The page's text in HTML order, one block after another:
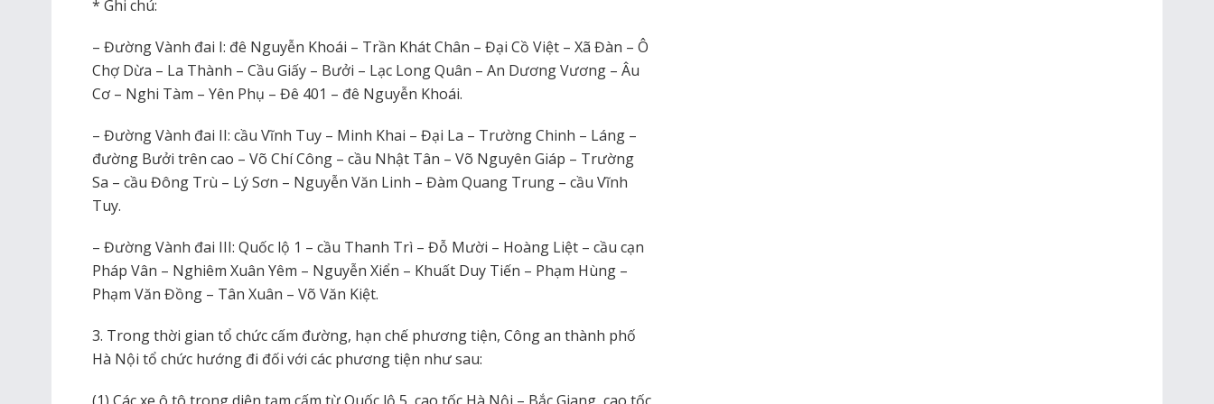
* Ghi chú:
– Đường Vành đai I: đê Nguyễn Khoái – Trần Khát Chân – Đại Cồ Việt – Xã Đàn – Ô
Chợ Dừa – La Thành – Cầu Giấy – Bưởi – Lạc Long Quân – An Dương Vương – Âu
Cơ – Nghi Tàm – Yên Phụ – Đê 401 – đê Nguyễn Khoái.
– Đường Vành đai II: cầu Vĩnh Tuy – Minh Khai – Đại La – Trường Chinh – Láng –
đường Bưởi trên cao – Võ Chí Công – cầu Nhật Tân – Võ Nguyên Giáp – Trường
Sa – cầu Đông Trù – Lý Sơn – Nguyễn Văn Linh – Đàm Quang Trung – cầu Vĩnh
Tuy.
– Đường Vành đai III: Quốc lộ 1 – cầu Thanh Trì – Đỗ Mười – Hoàng Liệt – cầu cạn
Pháp Vân – Nghiêm Xuân Yêm – Nguyễn Xiển – Khuất Duy Tiến – Phạm Hùng –
Phạm Văn Đồng – Tân Xuân – Võ Văn Kiệt.
3. Trong thời gian tổ chức cấm đường, hạn chế phương tiện, Công an thành phố
Hà Nội tổ chức hướng đi đối với các phương tiện như sau:
(1) Các xe ô tô trong diện tạm cấm từ Quốc lộ 5, cao tốc Hà Nội – Bắc Giang, cao tốc